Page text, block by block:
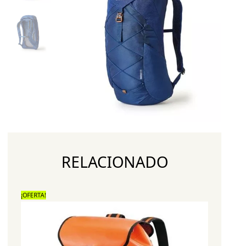
RELACIONADO
¡OFERTA!